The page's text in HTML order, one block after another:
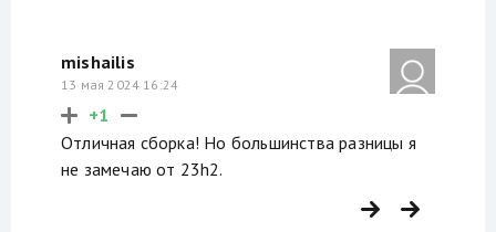
mishailis
13 мая 2024 16:24
+1
Отличная сборка! Но большинства разницы я
не замечаю от 23h2.